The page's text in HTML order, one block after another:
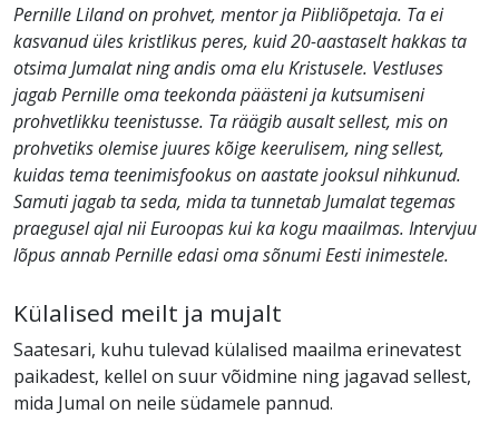
Pernille Liland on prohvet, mentor ja Piibliõpetaja. Ta ei
kasvanud üles kristlikus peres, kuid 20-aastaselt hakkas ta
otsima Jumalat ning andis oma elu Kristusele. Vestluses
jagab Pernille oma teekonda päästeni ja kutsumiseni
prohvetlikku teenistusse. Ta räägib ausalt sellest, mis on
prohvetiks olemise juures kõige keerulisem, ning sellest,
kuidas tema teenimisfookus on aastate jooksul nihkunud.
Samuti jagab ta seda, mida ta tunnetab Jumalat tegemas
praegusel ajal nii Euroopas kui ka kogu maailmas. Intervjuu
lõpus annab Pernille edasi oma sõnumi Eesti inimestele.
Külalised meilt ja mujalt
Saatesari, kuhu tulevad külalised maailma erinevatest
paikadest, kellel on suur võidmine ning jagavad sellest,
mida Jumal on neile südamele pannud.